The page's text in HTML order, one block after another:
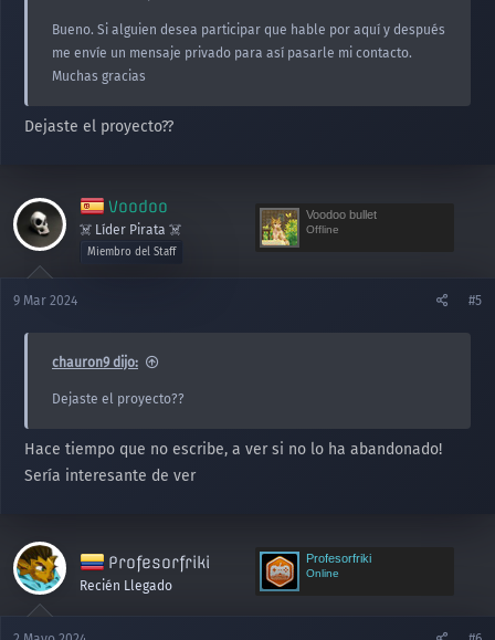
Bueno. Si alguien desea participar que hable por aquí y después
me envíe un mensaje privado para así pasarle mi contacto.
Muchas gracias
Dejaste el proyecto??
Voodoo
☠️ Líder Pirata ☠️
Miembro del Staff
Voodoo bullet
Offline
9 Mar 2024 #5
chauron9 dijo:
Dejaste el proyecto??
Hace tiempo que no escribe, a ver si no lo ha abandonado!
Sería interesante de ver
Profesorfriki
Recién Llegado
Profesorfriki
Online